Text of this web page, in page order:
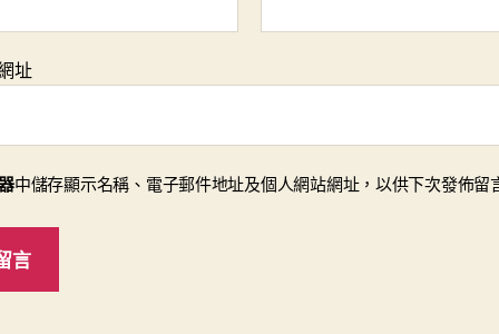
址
中儲存顯示名稱、電子郵件地址及個人網站網址，以供下次發佈留